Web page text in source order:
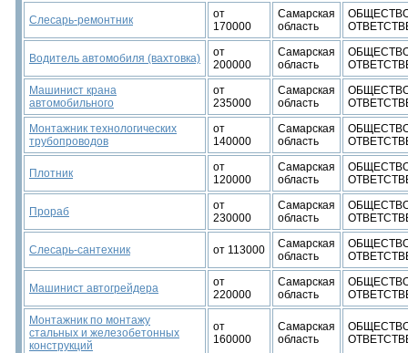
Слесарь-ремонтник
от
170000
Самарская
область
Водитель автомобиля (вахтовка)
от
200000
Самарская
область
Машинист крана
автомобильного
от
235000
Самарская
область
Монтажник технологических
трубопроводов
от
140000
Самарская
область
Плотник
от
120000
Самарская
область
Прораб
от
230000
Самарская
область
Слесарь-сантехник от 113000
Самарская
область
Машинист автогрейдера
от
220000
Самарская
область
Монтажник по монтажу
стальных и железобетонных
конструкций
от
160000
Самарская
область